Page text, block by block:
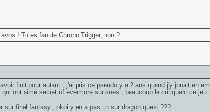
! Tu es fan de Chrono Trigger, non ?
finit pour autant , j'ai pris ce pseudo y a 2 ans quand j'y jouait en
qui ont aimé secret of evermoresur snes , beaucoup le critiquent ce jeu
sur final fantasy, pkoi y en a pas un sur dragon quest ???